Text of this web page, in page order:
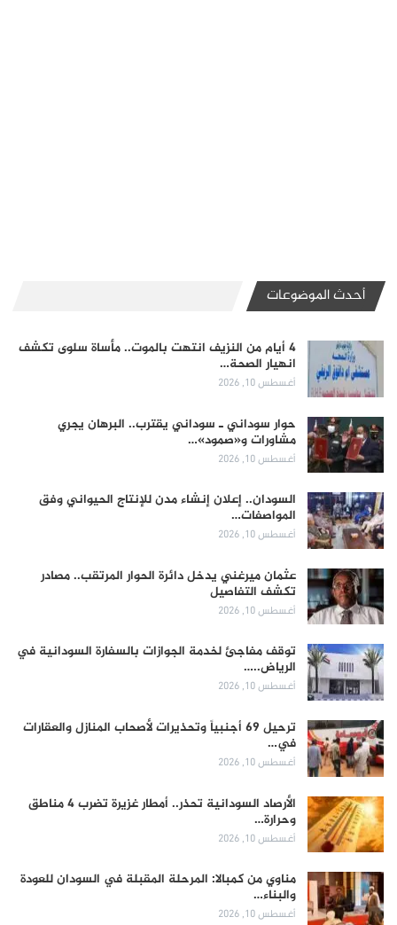
أحدث الموضوعات
4 أيام من النزيف انتهت بالموت.. مأساة سلوى تكشف
انهيار الصحة…
أغسطس 10, 2026
حوار سوداني ـ سوداني يقترب.. البرهان يجري
مشاورات و«صمود»…
أغسطس 10, 2026
السودان.. إعلان إنشاء مدن للإنتاج الحيواني وفق
المواصفات…
أغسطس 10, 2026
عثمان ميرغني يدخل دائرة الحوار المرتقب.. مصادر
تكشف التفاصيل
أغسطس 10, 2026
توقف مفاجئ لخدمة الجوازات بالسفارة السودانية في
الرياض..…
أغسطس 10, 2026
ترحيل 69 أجنبياً وتحذيرات لأصحاب المنازل والعقارات
في…
أغسطس 10, 2026
الأرصاد السودانية تحذر.. أمطار غزيرة تضرب 4 مناطق
وحرارة…
أغسطس 10, 2026
مناوي من كمبالا: المرحلة المقبلة في السودان للعودة
والبناء…
أغسطس 10, 2026